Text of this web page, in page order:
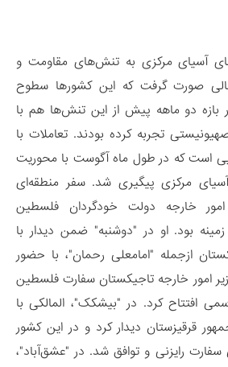
آسیای مرکزی به تنش‌های مقاومت و
صورت گرفت که این کشورها سطوح
بازه دو ماهه پیش از این تنش‌ها هم با
تجربه کرده بودند. تعاملات با
است که در طول ماه آگوست با محوریت
مرکزی پیگیری شد. سفر منطقه‌ای
امور خارجه دولت خودگردان فلسطین
بود. او در "دوشنبه" ضمن دیدار با
ازجمله "امامعلی رحمان"، با حضور
امور خارجه تاجیکستان سفارت فلسطین
افتتاح کرد. در "بیشکک"، المالکی با
قرقیزستان دیدار کرد و در این کشور
رایزنی و توافق شد. در "عشق‌آباد"،